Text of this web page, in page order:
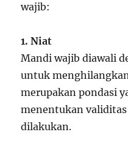
wajib:
1. Niat
Mandi wajib diawali
untuk
merupakan pondasi
menentukan
dilakukan.